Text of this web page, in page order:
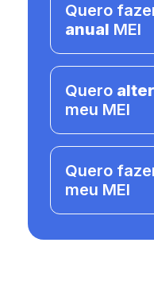
Quero
anual MEI
Quero
meu MEI
Quero
meu MEI